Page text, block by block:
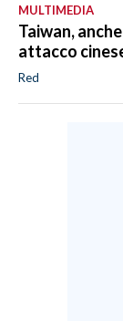
MULTIMEDIA
Taiwan,
attacco
Red